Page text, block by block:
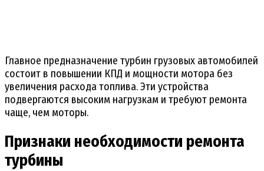
Главное предназначение турбин грузовых автомобилей
состоит в повышении КПД и мощности мотора без
увеличения расхода топлива. Эти устройства
подвергаются высоким нагрузкам и требуют ремонта
чаще, чем моторы.
Признаки необходимости ремонта
турбины